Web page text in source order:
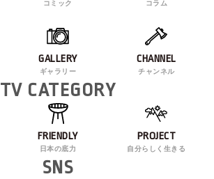
コミック コラム
GALLERY
ギャラリー
CHANNEL
チャンネル
TV CATEGORY
FRIENDLY
日本の底力
PROJECT
自分らしく生きる
SNS